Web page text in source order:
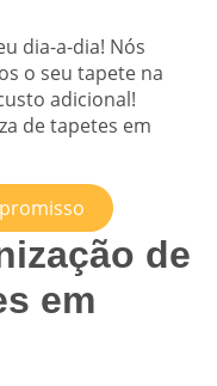
dia-a-dia! Nós
o seu tapete na
adicional!
de tapetes em
de
em